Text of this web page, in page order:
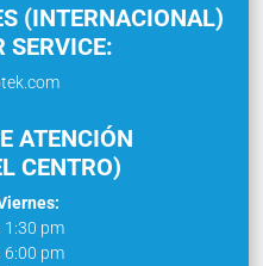
(INTERNACIONAL)
SERVICE:
ATENCIÓN
CENTRO)
1:30 pm
6:00 pm